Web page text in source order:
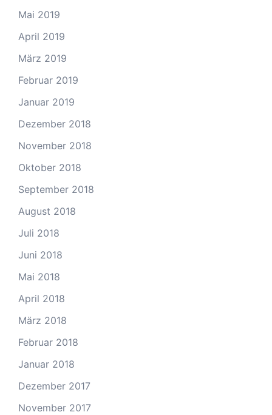
Mai 2019
April 2019
März 2019
Februar 2019
Januar 2019
Dezember 2018
November 2018
Oktober 2018
September 2018
August 2018
Juli 2018
Juni 2018
Mai 2018
April 2018
März 2018
Februar 2018
Januar 2018
Dezember 2017
November 2017